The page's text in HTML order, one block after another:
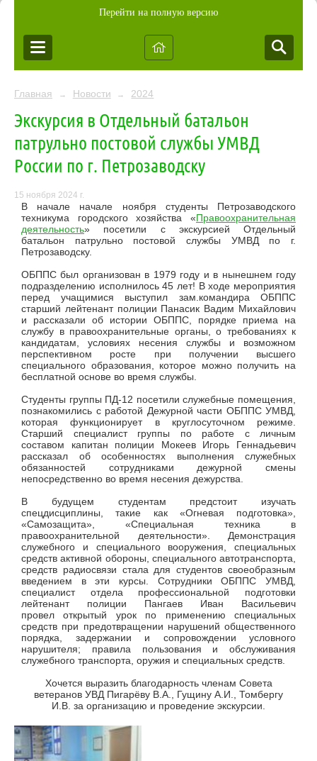
Перейти на полную версию
Главная → Новости → 2024
Экскурсия в Отдельный батальон
патрульно постовой службы УМВД
России по г. Петрозаводску
15 ноября 2024 г.
В начале начале ноября студенты Петрозаводского
техникума городского хозяйства «Правоохранительная
деятельность» посетили с экскурсией Отдельный
батальон патрульно постовой службы УМВД по г.
Петрозаводску.
ОБППС был организован в 1979 году и в нынешнем году
подразделению исполнилось 45 лет! В ходе мероприятия
перед учащимися выступил зам.командира ОБППС
старший лейтенант полиции Панасик Вадим Михайлович
и рассказали об истории ОБППС, порядке приема на
службу в правоохранительные органы, о требованиях к
кандидатам, условиях несения службы и возможном
перспективном росте при получении высшего
специального образования, которое можно получить на
бесплатной основе во время службы.
Студенты группы ПД-12 посетили служебные помещения,
познакомились с работой Дежурной части ОБППС УМВД,
которая функционирует в круглосуточном режиме.
Старший специалист группы по работе с личным
составом капитан полиции Мокеев Игорь Геннадьевич
рассказал об особенностях выполнения служебных
обязанностей сотрудниками дежурной смены
непосредственно во время несения дежурства.
В будущем студентам предстоит изучать
спецдисциплины, такие как «Огневая подготовка»,
«Самозащита», «Специальная техника в
правоохранительной деятельности». Демонстрация
служебного и специального вооружения, специальных
средств активной обороны, специального автотранспорта,
средств радиосвязи стала для студентов своеобразным
введением в эти курсы. Сотрудники ОБППС УМВД,
специалист отдела профессиональной подготовки
лейтенант полиции Пангаев Иван Васильевич
провел открытый урок по применению специальных
средств при предотвращении нарушений общественного
порядка, задержании и сопровождении условного
нарушителя; правила пользования и обслуживания
служебного транспорта, оружия и специальных средств.
Хочется выразить благодарность членам Совета
ветеранов УВД Пигарёву В.А., Гущину А.И., Томбергу
И.В. за организацию и проведение экскурсии.